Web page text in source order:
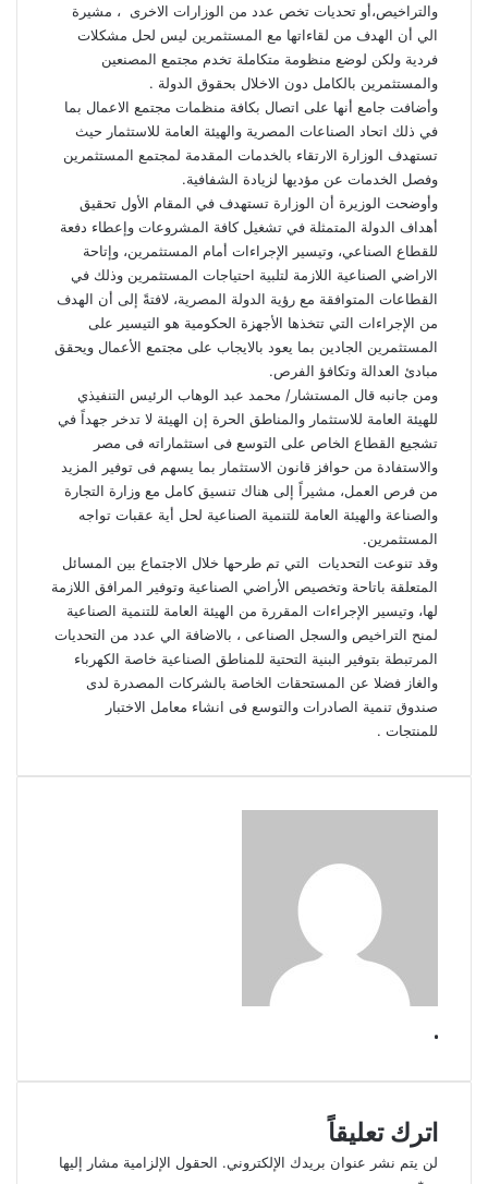
والتراخيص،أو تحديات تخص عدد من الوزارات الاخرى ، مشيرة
الي أن الهدف من لقاءاتها مع المستثمرين ليس لحل مشكلات
فردية ولكن لوضع منظومة متكاملة تخدم مجتمع المصنعين
والمستثمرين بالكامل دون الاخلال بحقوق الدولة .
وأضافت جامع أنها على اتصال بكافة منظمات مجتمع الاعمال بما
في ذلك اتحاد الصناعات المصرية والهيئة العامة للاستثمار حيث
تستهدف الوزارة الارتقاء بالخدمات المقدمة لمجتمع المستثمرين
وفصل الخدمات عن مؤديها لزيادة الشفافية.
وأوضحت الوزيرة أن الوزارة تستهدف في المقام الأول تحقيق
أهداف الدولة المتمثلة في تشغيل كافة المشروعات وإعطاء دفعة
للقطاع الصناعي، وتيسير الإجراءات أمام المستثمرين، وإتاحة
الاراضي الصناعية اللازمة لتلبية احتياجات المستثمرين وذلك في
القطاعات المتوافقة مع رؤية الدولة المصرية، لافتةً إلى أن الهدف
من الإجراءات التي تتخذها الأجهزة الحكومية هو التيسير على
المستثمرين الجادين بما يعود بالايجاب على مجتمع الأعمال ويحقق
مبادئ العدالة وتكافؤ الفرص.
ومن جانبه قال المستشار/ محمد عبد الوهاب الرئيس التنفيذي
للهيئة العامة للاستثمار والمناطق الحرة إن الهيئة لا تدخر جهداً في
تشجيع القطاع الخاص على التوسع فى استثماراته فى مصر
والاستفادة من حوافز قانون الاستثمار بما يسهم فى توفير المزيد
من فرص العمل، مشيراً إلى هناك تنسيق كامل مع وزارة التجارة
والصناعة والهيئة العامة للتنمية الصناعية لحل أية عقبات تواجه
المستثمرين.
وقد تنوعت التحديات التي تم طرحها خلال الاجتماع بين المسائل
المتعلقة باتاحة وتخصيص الأراضي الصناعية وتوفير المرافق اللازمة
لها، وتيسير الإجراءات المقررة من الهيئة العامة للتنمية الصناعية
لمنح التراخيص والسجل الصناعى ، بالاضافة الي عدد من التحديات
المرتبطة بتوفير البنية التحتية للمناطق الصناعية خاصة الكهرباء
والغاز فضلا عن المستحقات الخاصة بالشركات المصدرة لدى
صندوق تنمية الصادرات والتوسع فى انشاء معامل الاختبار
للمنتجات .
.
اترك تعليقاً
لن يتم نشر عنوان بريدك الإلكتروني. الحقول الإلزامية مشار إليها